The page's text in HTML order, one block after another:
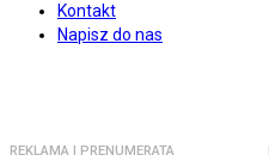
Kontakt
Napisz do nas
REKLAMA I PRENUMERATA